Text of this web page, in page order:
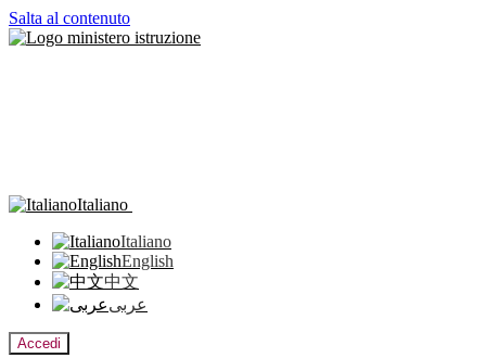
Salta al contenuto
Italiano
Italiano
English
中文
عربى
Accedi